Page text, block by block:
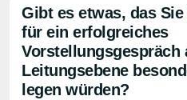
Gibt es etwas, das
für ein erfolgreiches
Vorstellungsgespräch
Leitungsebene
legen würden?